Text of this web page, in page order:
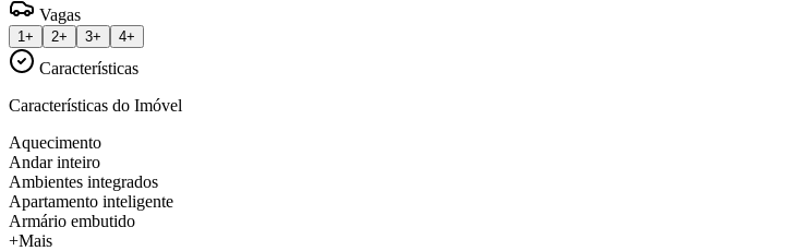
Vagas
1+ 2+ 3+ 4+
Características
Características do Imóvel
Aquecimento
Andar inteiro
Ambientes integrados
Apartamento inteligente
Armário embutido
+Mais